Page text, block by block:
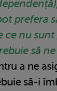
prefera
ce nu sunt
să
a ne
să-i